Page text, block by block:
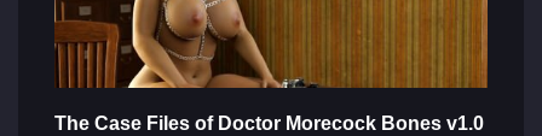
The Case Files of Doctor Morecock Bones v1.0